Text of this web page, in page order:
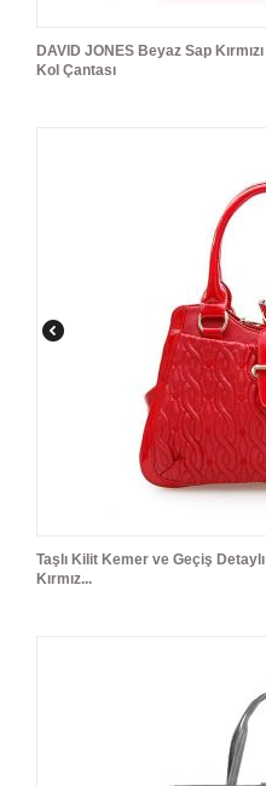
DAVID JONES Beyaz Sap Kırmızı
Kol Çantası
Taşlı Kilit Kemer ve Geçiş Detaylı
Kırmız...